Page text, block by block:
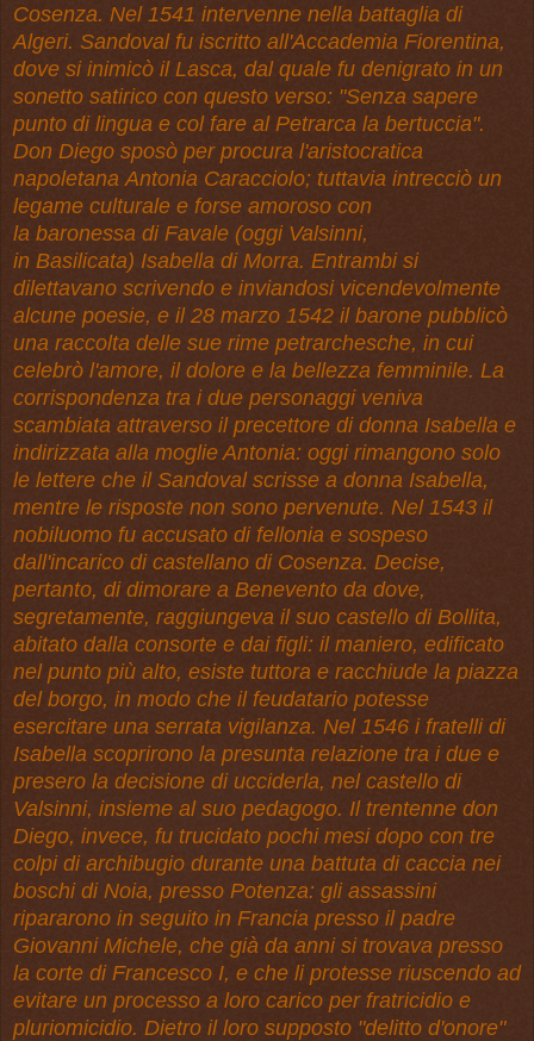
Cosenza. Nel 1541 intervenne nella battaglia di
Algeri. Sandoval fu iscritto all'Accademia Fiorentina,
dove si inimicò il Lasca, dal quale fu denigrato in un
sonetto satirico con questo verso: "Senza sapere
punto di lingua e col fare al Petrarca la bertuccia".
Don Diego sposò per procura l'aristocratica
napoletana Antonia Caracciolo; tuttavia intrecciò un
legame culturale e forse amoroso con
la baronessa di Favale (oggi Valsinni,
in Basilicata) Isabella di Morra. Entrambi si
dilettavano scrivendo e inviandosi vicendevolmente
alcune poesie, e il 28 marzo 1542 il barone pubblicò
una raccolta delle sue rime petrarchesche, in cui
celebrò l'amore, il dolore e la bellezza femminile. La
corrispondenza tra i due personaggi veniva
scambiata attraverso il precettore di donna Isabella e
indirizzata alla moglie Antonia: oggi rimangono solo
le lettere che il Sandoval scrisse a donna Isabella,
mentre le risposte non sono pervenute. Nel 1543 il
nobiluomo fu accusato di fellonia e sospeso
dall'incarico di castellano di Cosenza. Decise,
pertanto, di dimorare a Benevento da dove,
segretamente, raggiungeva il suo castello di Bollita,
abitato dalla consorte e dai figli: il maniero, edificato
nel punto più alto, esiste tuttora e racchiude la piazza
del borgo, in modo che il feudatario potesse
esercitare una serrata vigilanza. Nel 1546 i fratelli di
Isabella scoprirono la presunta relazione tra i due e
presero la decisione di ucciderla, nel castello di
Valsinni, insieme al suo pedagogo. Il trentenne don
Diego, invece, fu trucidato pochi mesi dopo con tre
colpi di archibugio durante una battuta di caccia nei
boschi di Noia, presso Potenza: gli assassini
ripararono in seguito in Francia presso il padre
Giovanni Michele, che già da anni si trovava presso
la corte di Francesco I, e che li protesse riuscendo ad
evitare un processo a loro carico per fratricidio e
pluriomicidio. Dietro il loro supposto "delitto d'onore"